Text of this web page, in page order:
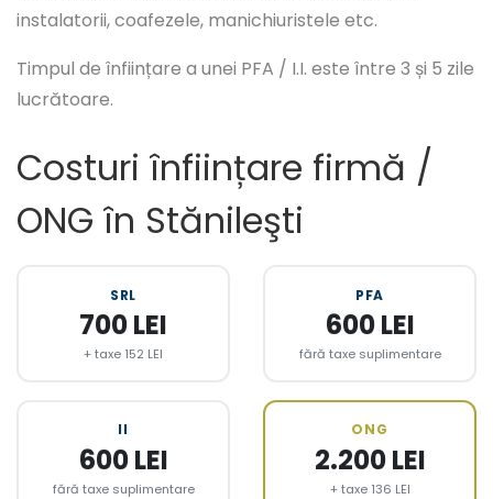
instalatorii, coafezele, manichiuristele etc.
Timpul de înființare a unei PFA / I.I. este între 3 și 5 zile
lucrătoare.
Costuri înființare firmă /
ONG în Stănileşti
SRL
700 LEI
+ taxe 152 LEI
PFA
600 LEI
fără taxe suplimentare
II
600 LEI
fără taxe suplimentare
ONG
2.200 LEI
+ taxe 136 LEI